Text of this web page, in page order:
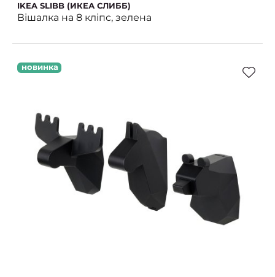
IKEA SLIBB (ИКЕА СЛИББ)
Вішалка на 8 кліпс, зелена
новинка